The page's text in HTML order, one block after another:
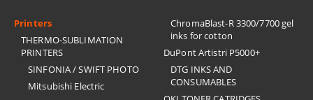
Printers
THERMO-SUBLIMATION
PRINTERS
SINFONIA / SWIFT PHOTO
Mitsubishi Electric
ChromaBlast-R 3300/7700 gel
inks for cotton
DuPont Artistri P5000+
DTG INKS AND
CONSUMABLES